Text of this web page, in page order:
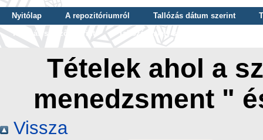
Nyitólap A repozitóriumról Tallózás dátum szerint
Tallózás szerző szerint
Tallózás nyelv szerint
Tételek ahol a
menedzsment "
Vissza